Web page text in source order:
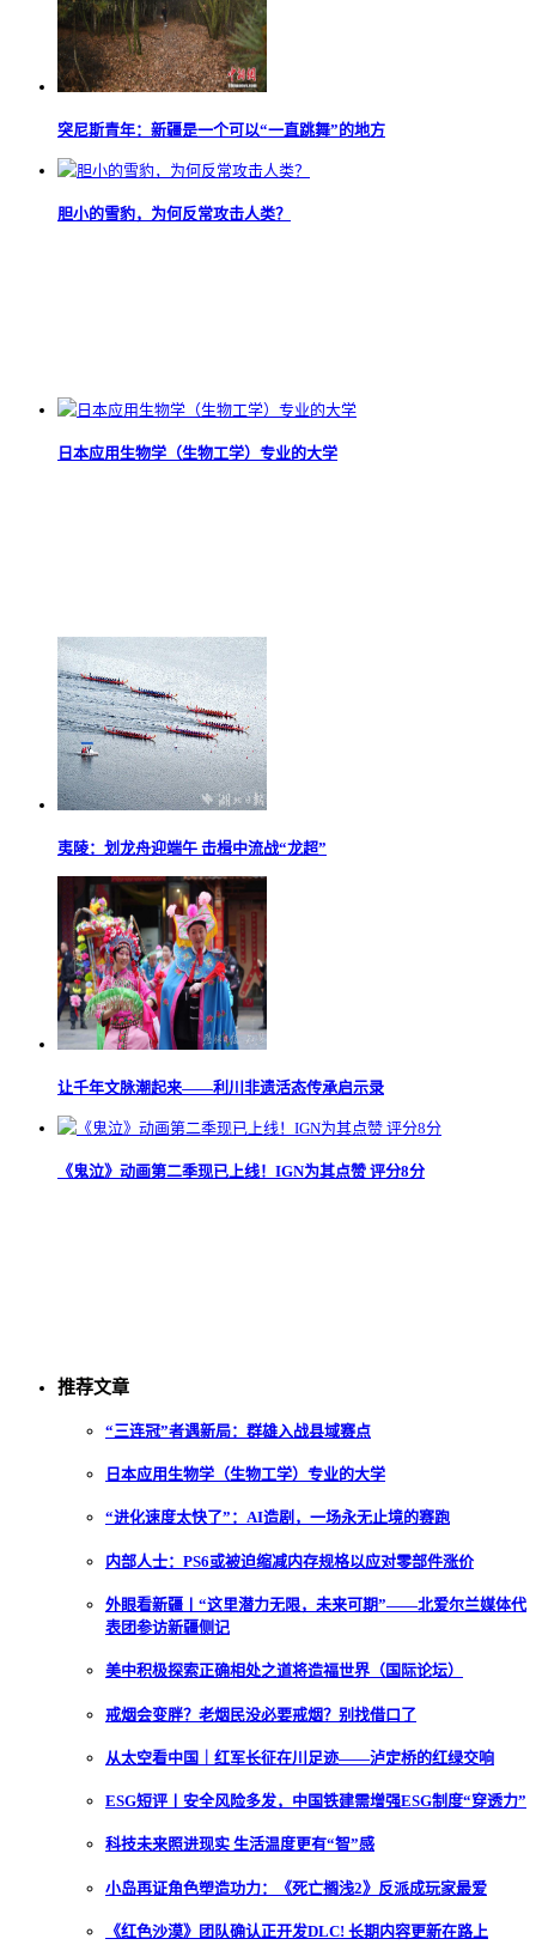
突尼斯青年：新疆是一个可以“一直跳舞”的地方
胆小的雪豹，为何反常攻击人类？
日本应用生物学（生物工学）专业的大学
夷陵：划龙舟迎端午 击楫中流战“龙超”
让千年文脉潮起来——利川非遗活态传承启示录
《鬼泣》动画第二季现已上线！IGN为其点赞 评分8分
推荐文章
“三连冠”者遇新局：群雄入战县域赛点
日本应用生物学（生物工学）专业的大学
“进化速度太快了”：AI造剧，一场永无止境的赛跑
内部人士：PS6或被迫缩减内存规格以应对零部件涨价
外眼看新疆丨“这里潜力无限，未来可期”——北爱尔兰媒体代
表团参访新疆侧记
美中积极探索正确相处之道将造福世界（国际论坛）
戒烟会变胖？老烟民没必要戒烟？别找借口了
从太空看中国｜红军长征在川足迹——泸定桥的红绿交响
ESG短评丨安全风险多发，中国铁建需增强ESG制度“穿透力”
科技未来照进现实 生活温度更有“智”感
小岛再证角色塑造功力：《死亡搁浅2》反派成玩家最爱
《红色沙漠》团队确认正开发DLC! 长期内容更新在路上